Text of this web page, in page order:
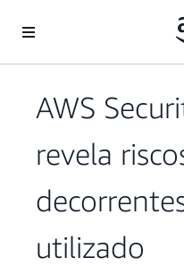
Pular para o conteúdo principal
AWS
revela
utilizado